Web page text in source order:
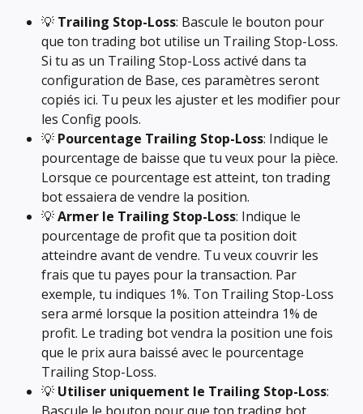
💡 Trailing Stop-Loss: Bascule le bouton pour
que ton trading bot utilise un Trailing Stop-Loss.
Si tu as un Trailing Stop-Loss activé dans ta
configuration de Base, ces paramètres seront
copiés ici. Tu peux les ajuster et les modifier pour
les Config pools.
💡 Pourcentage Trailing Stop-Loss: Indique le
pourcentage de baisse que tu veux pour la pièce.
Lorsque ce pourcentage est atteint, ton trading
bot essaiera de vendre la position.
💡 Armer le Trailing Stop-Loss: Indique le
pourcentage de profit que ta position doit
atteindre avant de vendre. Tu veux couvrir les
frais que tu payes pour la transaction. Par
exemple, tu indiques 1%. Ton Trailing Stop-Loss
sera armé lorsque la position atteindra 1% de
profit. Le trading bot vendra la position une fois
que le prix aura baissé avec le pourcentage
Trailing Stop-Loss.
💡 Utiliser uniquement le Trailing Stop-Loss: